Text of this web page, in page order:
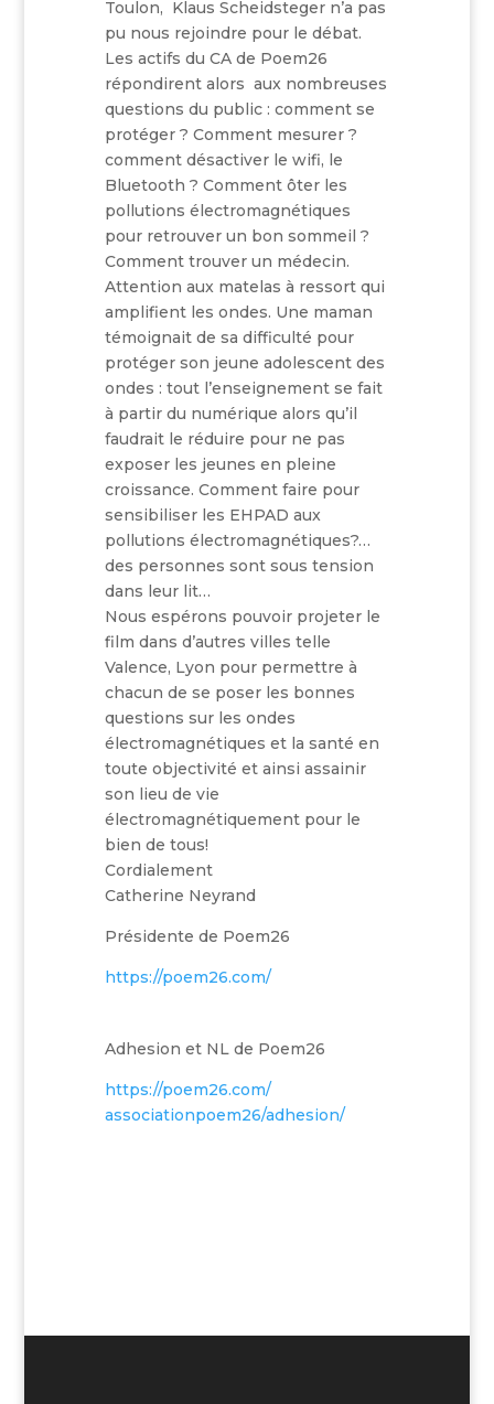
Toulon, Klaus Scheidsteger n’a pas
pu nous rejoindre pour le débat.
Les actifs du CA de Poem26
répondirent alors aux nombreuses
questions du public : comment se
protéger ? Comment mesurer ?
comment désactiver le wifi, le
Bluetooth ? Comment ôter les
pollutions électromagnétiques
pour retrouver un bon sommeil ?
Comment trouver un médecin.
Attention aux matelas à ressort qui
amplifient les ondes. Une maman
témoignait de sa difficulté pour
protéger son jeune adolescent des
ondes : tout l’enseignement se fait
à partir du numérique alors qu’il
faudrait le réduire pour ne pas
exposer les jeunes en pleine
croissance. Comment faire pour
sensibiliser les EHPAD aux
pollutions électromagnétiques?…
des personnes sont sous tension
dans leur lit…
Nous espérons pouvoir projeter le
film dans d’autres villes telle
Valence, Lyon pour permettre à
chacun de se poser les bonnes
questions sur les ondes
électromagnétiques et la santé en
toute objectivité et ainsi assainir
son lieu de vie
électromagnétiquement pour le
bien de tous!
Cordialement
Catherine Neyrand
Présidente de Poem26
https://poem26.com/
Adhesion et NL de Poem26
https://poem26.com/
associationpoem26/adhesion/